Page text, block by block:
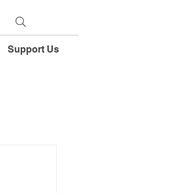
Support Us